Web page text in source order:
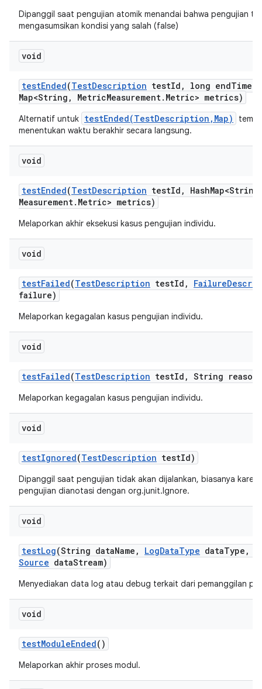
Dipanggil saat pengujian atomik menandai bahwa pengujian
mengasumsikan kondisi yang salah (false)
void
testEnded(TestDescription testId , long endTime
Map<String , MetricMeasurement. Metric> metrics)
Alternatif untuk testEnded(TestDescription,Map)
menentukan waktu berakhir secara langsung.
void
testEnded(TestDescription testId , HashMap<String
Measurement. Metric> metrics)
Melaporkan akhir eksekusi kasus pengujian individu.
void
testFailed(TestDescription testId , Failure
failure)
Melaporkan kegagalan kasus pengujian individu.
void
testFailed(TestDescription testId , String reason)
Melaporkan kegagalan kasus pengujian individu.
void
testIgnored(TestDescription testId)
Dipanggil saat pengujian tidak akan dijalankan, biasanya
pengujian dianotasi dengan org.junit.Ignore.
void
testLog(String dataName , LogDataType dataType ,
Source dataStream)
Menyediakan data log atau debug terkait dari pemanggilan
void
testModuleEnded()
Melaporkan akhir proses modul.